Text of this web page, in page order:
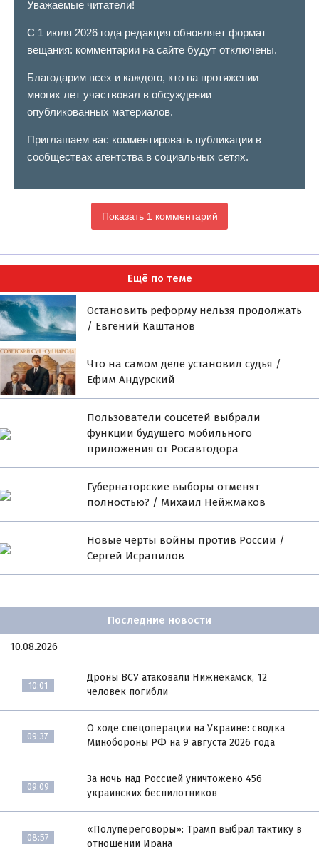
Уважаемые читатели!
С 1 июля 2026 года редакция обновляет формат
вещания: комментарии на сайте будут отключены.
Благодарим всех и каждого, кто на протяжении
многих лет участвовал в обсуждении
опубликованных материалов.
Приглашаем вас комментировать публикации в
сообществах агентства в социальных сетях.
Показать 1 комментарий
Ещё по теме
Остановить реформу нельзя продолжать
/ Евгений Каштанов
Что на самом деле установил судья /
Ефим Андурский
Пользователи соцсетей выбрали
функции будущего мобильного
приложения от Росавтодора
Губернаторские выборы отменят
полностью? / Михаил Нейжмаков
Новые черты войны против России /
Сергей Исрапилов
Последние новости
10.08.2026
10:01
Дроны ВСУ атаковали Нижнекамск, 12
человек погибли
09:37
О ходе спецоперации на Украине: сводка
Минобороны РФ на 9 августа 2026 года
09:09
За ночь над Россией уничтожено 456
украинских беспилотников
08:57
«Полупереговоры»: Трамп выбрал тактику в
отношении Ирана